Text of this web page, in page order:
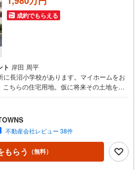
成約でもらえる
ト 岸田 周平
に長沼小学校があります。マイホームをお
こちらの住宅用地。仮に将来その土地を売
専用地域のメリットです。通風採光やプ
しやすく、また良い眺望が期待できる傾
地は、土地の購入を検討されている方に
おります。土地面積は191.56平米（公
中無休/9:00～21:00】人気物件は特にお問
するため、お早めにお電話下さい。「室
不動産会社レビュー 38件
もらう （無料）